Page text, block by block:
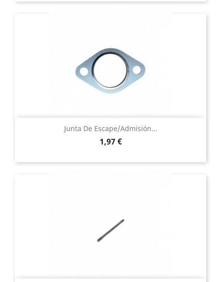
Junta De Escape/admisión...
Precio
1,97 €